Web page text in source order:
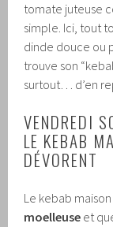
tomate juteuse
simple. Ici, tout
dinde douce ou
trouve son
surtout… d’en
VENDREDI
LE KEBAB
DÉVORENT
Le kebab
moelleuse et